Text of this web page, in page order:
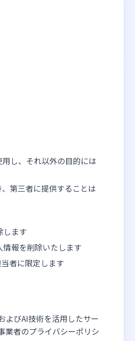
し、それ以外の目的には
第三者に提供することは
します
報を削除いたします
者に限定します
よびAI技術を活用したサー
業者のプライバシーポリシ